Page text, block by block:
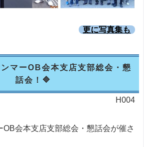
更に写真集も
マーOB会本支店支部総会・懇
話会！
H004
OB会本支店支部総会・懇話会が催さ